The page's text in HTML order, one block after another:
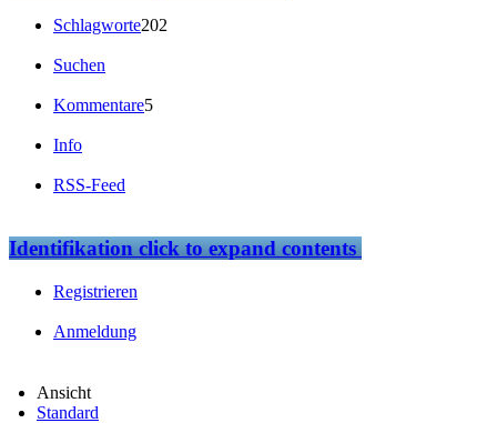
Schlagworte202
Suchen
Kommentare5
Info
RSS-Feed
Identifikationclick to expand contents
Registrieren
Anmeldung
Ansicht
Standard